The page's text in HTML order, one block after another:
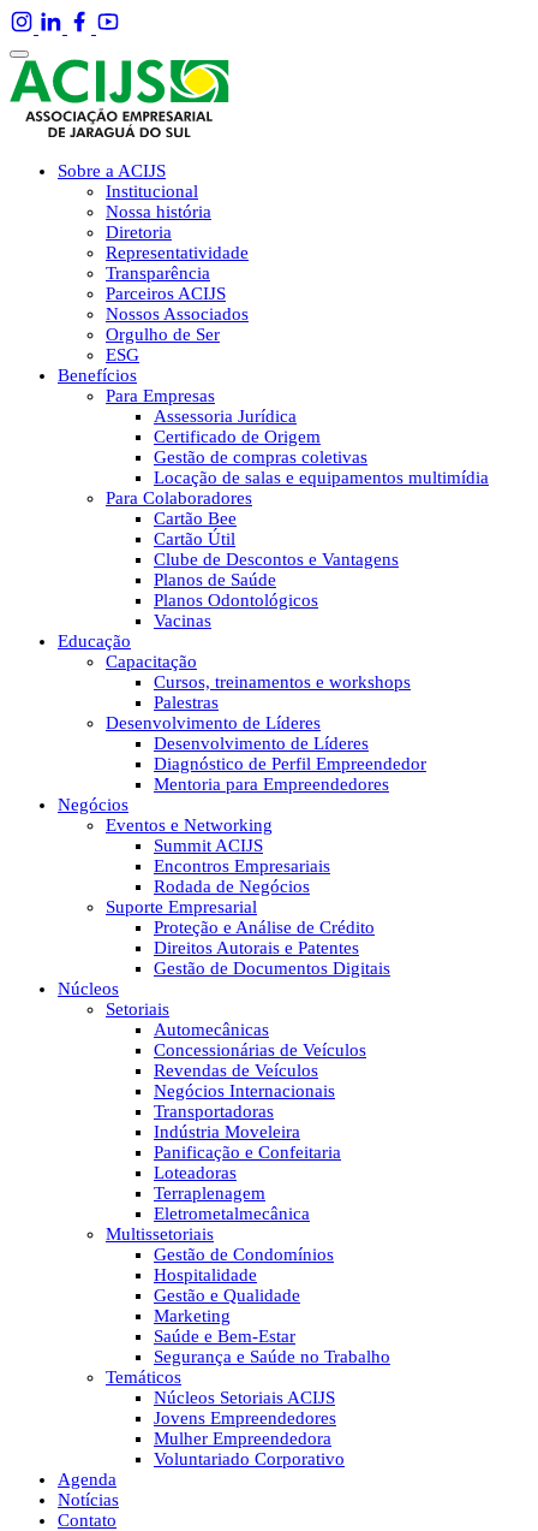
Sobre a ACIJS
Institucional
Nossa história
Diretoria
Representatividade
Transparência
Parceiros ACIJS
Nossos Associados
Orgulho de Ser
ESG
Benefícios
Para Empresas
Assessoria Jurídica
Certificado de Origem
Gestão de compras coletivas
Locação de salas e equipamentos multimídia
Para Colaboradores
Cartão Bee
Cartão Útil
Clube de Descontos e Vantagens
Planos de Saúde
Planos Odontológicos
Vacinas
Educação
Capacitação
Cursos, treinamentos e workshops
Palestras
Desenvolvimento de Líderes
Desenvolvimento de Líderes
Diagnóstico de Perfil Empreendedor
Mentoria para Empreendedores
Negócios
Eventos e Networking
Summit ACIJS
Encontros Empresariais
Rodada de Negócios
Suporte Empresarial
Proteção e Análise de Crédito
Direitos Autorais e Patentes
Gestão de Documentos Digitais
Núcleos
Setoriais
Automecânicas
Concessionárias de Veículos
Revendas de Veículos
Negócios Internacionais
Transportadoras
Indústria Moveleira
Panificação e Confeitaria
Loteadoras
Terraplenagem
Eletrometalmecânica
Multissetoriais
Gestão de Condomínios
Hospitalidade
Gestão e Qualidade
Marketing
Saúde e Bem-Estar
Segurança e Saúde no Trabalho
Temáticos
Núcleos Setoriais ACIJS
Jovens Empreendedores
Mulher Empreendedora
Voluntariado Corporativo
Agenda
Notícias
Contato